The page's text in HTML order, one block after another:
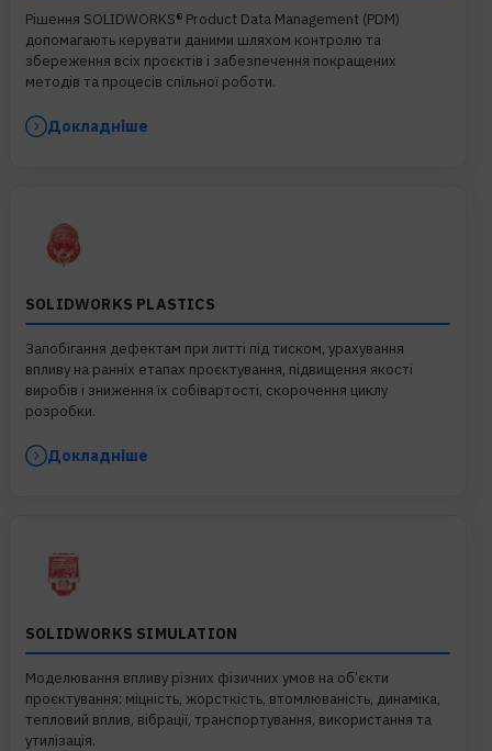
Рішення SOLIDWORKS® Product Data Management (PDM)
допомагають керувати даними шляхом контролю та
збереження всіх проєктів і забезпечення покращених
методів та процесів спільної роботи.
Докладніше
SOLIDWORKS PLASTICS
Запобігання дефектам при литті під тиском, урахування
впливу на ранніх етапах проєктування, підвищення якості
виробів і зниження їх собівартості, скорочення циклу
розробки.
Докладніше
SOLIDWORKS SIMULATION
Моделювання впливу різних фізичних умов на об’єкти
проєктування: міцність, жорсткість, втомлюваність, динаміка,
тепловий вплив, вібрації, транспортування, використання та
утилізація.